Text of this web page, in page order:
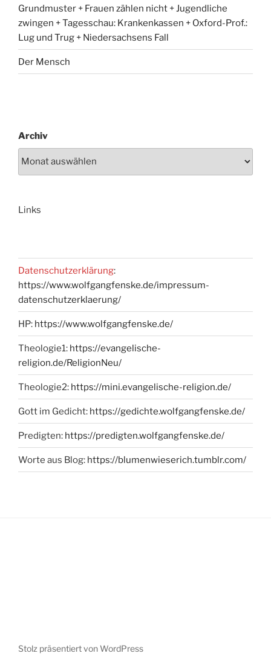
Grundmuster + Frauen zählen nicht + Jugendliche
zwingen + Tagesschau: Krankenkassen + Oxford-Prof.:
Lug und Trug + Niedersachsens Fall
Der Mensch
Archiv
Links
Datenschutzerklärung:
https://www.wolfgangfenske.de/impressum-
datenschutzerklaerung/
HP: https://www.wolfgangfenske.de/
Theologie1: https://evangelische-
religion.de/ReligionNeu/
Theologie2: https://mini.evangelische-religion.de/
Gott im Gedicht: https://gedichte.wolfgangfenske.de/
Predigten: https://predigten.wolfgangfenske.de/
Worte aus Blog: https://blumenwieserich.tumblr.com/
Stolz präsentiert von WordPress